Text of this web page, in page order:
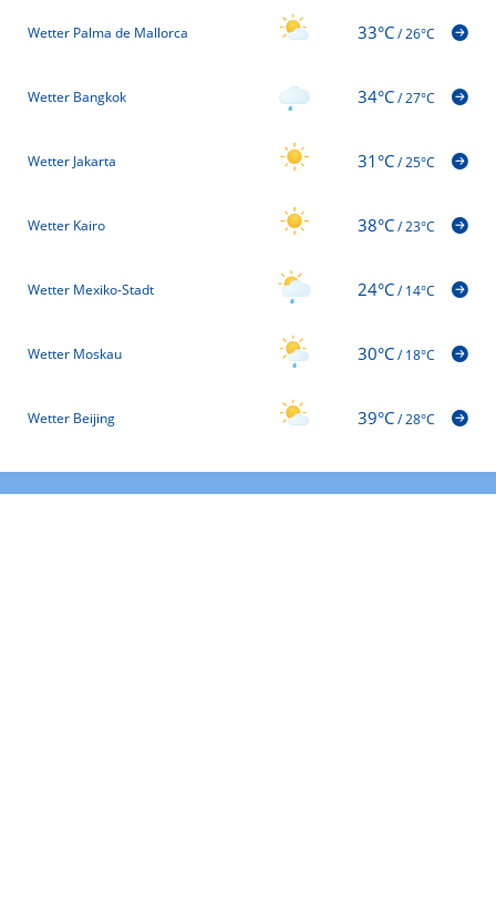
Wetter Palma de Mallorca 33°C/26°C
Wetter Bangkok 34°C/27°C
Wetter Jakarta 31°C/25°C
Wetter Kairo 38°C/23°C
Wetter Mexiko-Stadt 24°C/14°C
Wetter Moskau 30°C/18°C
Wetter Beijing 39°C/28°C